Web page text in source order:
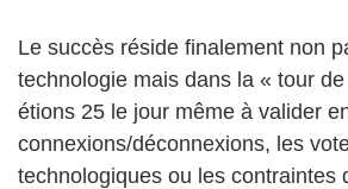
Le succès réside finalement non
technologie mais dans la « tour
étions 25 le jour même à valider
connexions/déconnexions, les
technologiques ou les contraintes